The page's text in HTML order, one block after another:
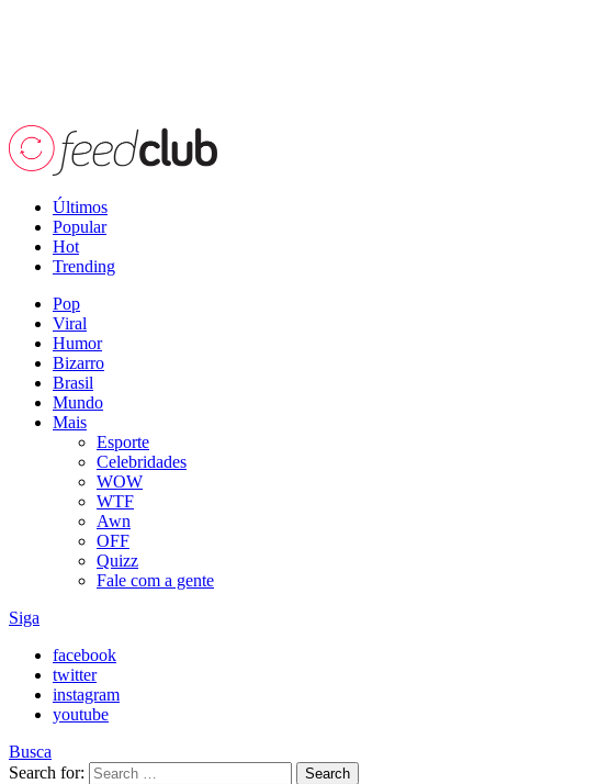
Últimos
Popular
Hot
Trending
Pop
Viral
Humor
Bizarro
Brasil
Mundo
Mais
Esporte
Celebridades
WOW
WTF
Awn
OFF
Quizz
Fale com a gente
Siga
facebook
twitter
instagram
youtube
Busca
Search for:
Search